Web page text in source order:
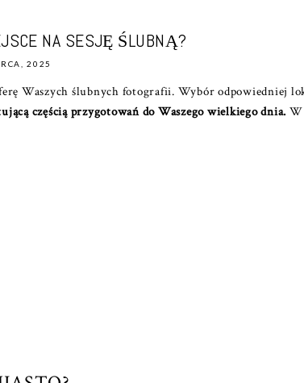
NA SESJĘ ŚLUBNĄ?
2025
Waszych ślubnych fotografii. Wybór odpowiedniej
częścią przygotowań do Waszego wielkiego dnia.